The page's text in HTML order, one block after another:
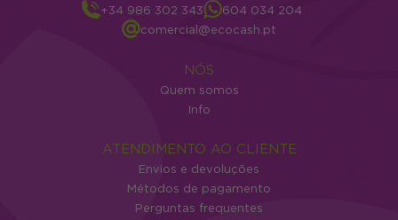
+34 986 302 343
604 034 204
comercial@ecocash.pt
NÓS
Quem somos
Info
ATENDIMENTO AO CLIENTE
Envios e devoluções
Métodos de pagamento
Perguntas frequentes